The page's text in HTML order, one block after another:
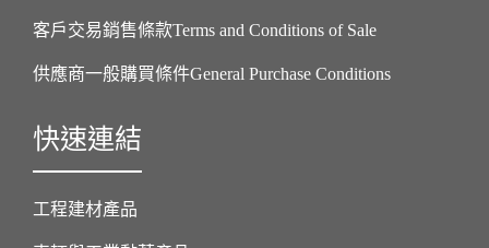
客戶交易銷售條款Terms and Conditions of Sale
供應商一般購買條件General Purchase Conditions
快速連結
工程建材產品